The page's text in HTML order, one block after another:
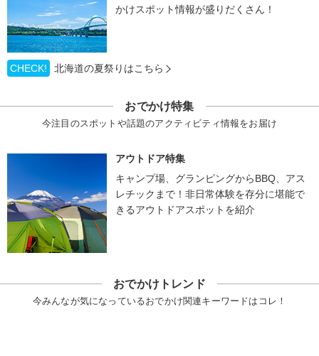
かけスポット情報が盛りだくさん！
CHECK! 北海道の夏祭りはこちら
おでかけ特集
今注目のスポットや話題のアクティビティ情報をお届け
アウトドア特集
キャンプ場、グランピングからBBQ、アス
レチックまで！非日常体験を存分に堪能で
きるアウトドアスポットを紹介
おでかけトレンド
今みんなが気になっているおでかけ関連キーワードはコレ！